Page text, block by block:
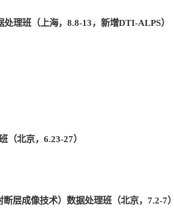
理班（上海，8.8-13，新增DTI-ALPS）
（北京，6.23-27）
断层成像技术）数据处理班（北京，7.2-7